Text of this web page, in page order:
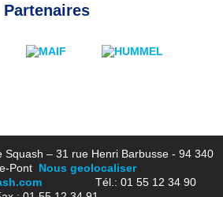
Partenaires
Squash – 31 rue Henri Barbusse - 94 340
Pont Nous geolocaliser
Tél.: 01 55 12 34 90